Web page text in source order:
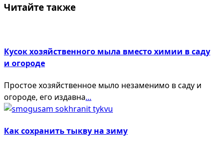
Читайте также
Кусок хозяйственного мыла вместо химии в саду
и огороде
Простое хозяйственное мыло незаменимо в саду и
огороде, его издавна...
Как сохранить тыкву на зиму